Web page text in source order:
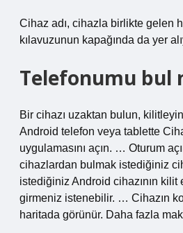
Cihaz adı, cihazla birlikte gelen
kılavuzunun kapağında da yer
Telefonumu bul
Bir cihazı uzaktan bulun,
Android telefon veya tablette
uygulamasını açın. … Oturum
cihazlardan bulmak istediğiniz
istediğiniz Android cihazının kilit
girmeniz istenebilir. … Cihazın
haritada görünür. Daha fazla